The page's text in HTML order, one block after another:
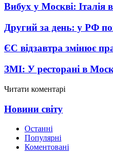
Вибух у Москві: Італія
Другий за день: у РФ
ЄС відзавтра змінює
ЗМІ: У ресторані в
Читати коментарі
Новини світу
Останні
Популярні
Коментовані